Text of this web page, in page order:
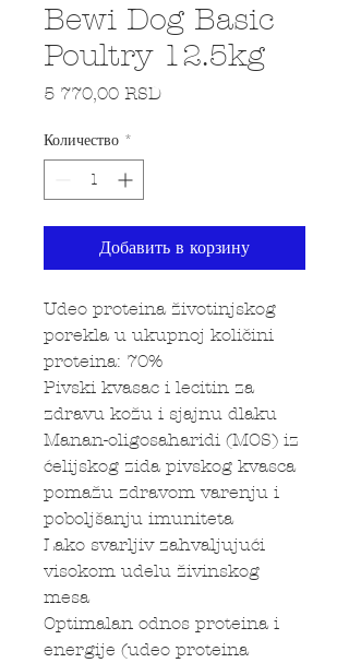
Bewi Dog Basic
Poultry 12.5kg
5 770,00 RSDЦена
Количество *
Добавить в корзину
Udeo proteina životinjskog
porekla u ukupnoj količini
proteina: 70%
Pivski kvasac i lecitin za
zdravu kožu i sjajnu dlaku
Manan-oligosaharidi (MOS) iz
ćelijskog zida pivskog kvasca
pomažu zdravom varenju i
poboljšanju imuniteta
Lako svarljiv zahvaljujući
visokom udelu živinskog
mesa
Optimalan odnos proteina i
energije (udeo proteina